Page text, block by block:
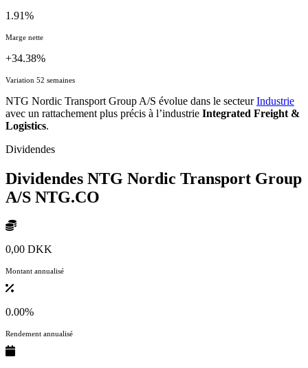
1.91%
Marge nette
+34.38%
Variation 52 semaines
NTG Nordic Transport Group A/S évolue dans le secteurIndustrie
avec un rattachement plus précis à l’industrie Integrated Freight &
Logistics.
Dividendes
Dividendes NTG Nordic Transport Group
A/S NTG.CO
0,00 DKK
Montant annualisé
0.00%
Rendement annualisé